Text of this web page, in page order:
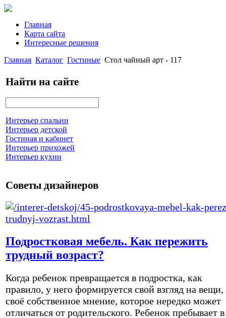
Главная
Карта сайта
Интересные решения
Главная Каталог Гостиные Стол чайный арт - 117
Найти на сайте
Интерьер спальни
Интерьер детской
Гостиная и кабинет
Интерьер прихожей
Интерьер кухни
Советы дизайнеров
Подростковая мебель. Как пережить
трудный возраст?
Когда ребенок превращается в подростка, как
правило, у него формируется свой взгляд на вещи,
своё собственное мнение, которое нередко может
отличаться от родительского. Ребенок пребывает в